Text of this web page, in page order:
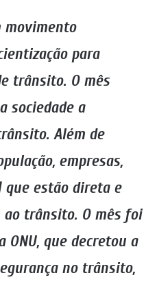
movimento
para
trânsito. O mês
sociedade a
Além de
empresas,
que estão direta e
trânsito. O mês foi
ONU, que decretou a
no trânsito,